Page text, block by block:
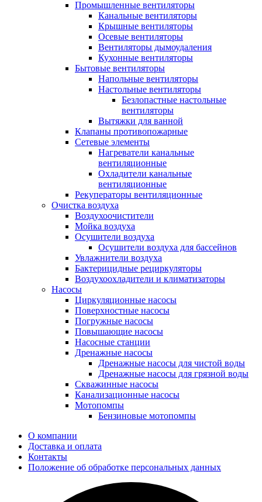
Промышленные вентиляторы
Канальные вентиляторы
Крышные вентиляторы
Осевые вентиляторы
Вентиляторы дымоудаления
Кухонные вентиляторы
Бытовые вентиляторы
Напольные вентиляторы
Настольные вентиляторы
Безлопастные настольные
вентиляторы
Вытяжки для ванной
Клапаны противопожарные
Сетевые элементы
Нагреватели канальные
вентиляционные
Охладители канальные
вентиляционные
Рекуператоры вентиляционные
Очистка воздуха
Воздухоочистители
Мойка воздуха
Осушители воздуха
Осушители воздуха для бассейнов
Увлажнители воздуха
Бактерицидные рециркуляторы
Воздухоохладители и климатизаторы
Насосы
Циркуляционные насосы
Поверхностные насосы
Погружные насосы
Повышающие насосы
Насосные станции
Дренажные насосы
Дренажные насосы для чистой воды
Дренажные насосы для грязной воды
Скважинные насосы
Канализационные насосы
Мотопомпы
Бензиновые мотопомпы
О компании
Доставка и оплата
Контакты
Положение об обработке персональных данных